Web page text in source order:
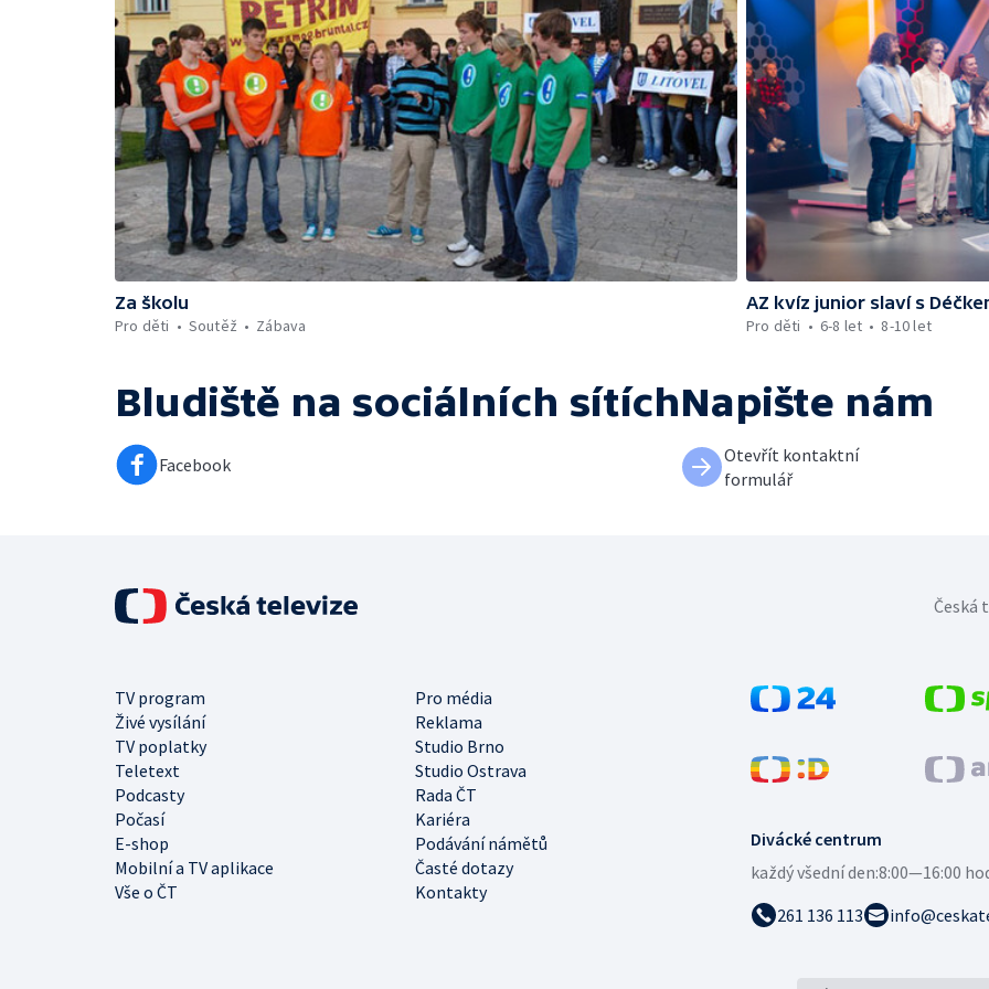
Za školu
Pro děti
Soutěž Zábava
AZ kvíz junior slaví s
Pro děti
6-8 let 8-10 let
Bludiště na sociálních sítích
Facebook
Napište nám
Otevřít kontaktní
formulář
Divácké centrum
každý všední den:8:00—16:00
261 136 113
TV program
Pro média
Živé vysílání
Reklama
TV poplatky
Studio Brno
Teletext
Studio Ostrava
Podcasty
Rada ČT
Počasí
Kariéra
E-shop
Podávání námětů
Mobilní a TV aplikace
Časté dotazy
Vše o ČT
Kontakty
Česká